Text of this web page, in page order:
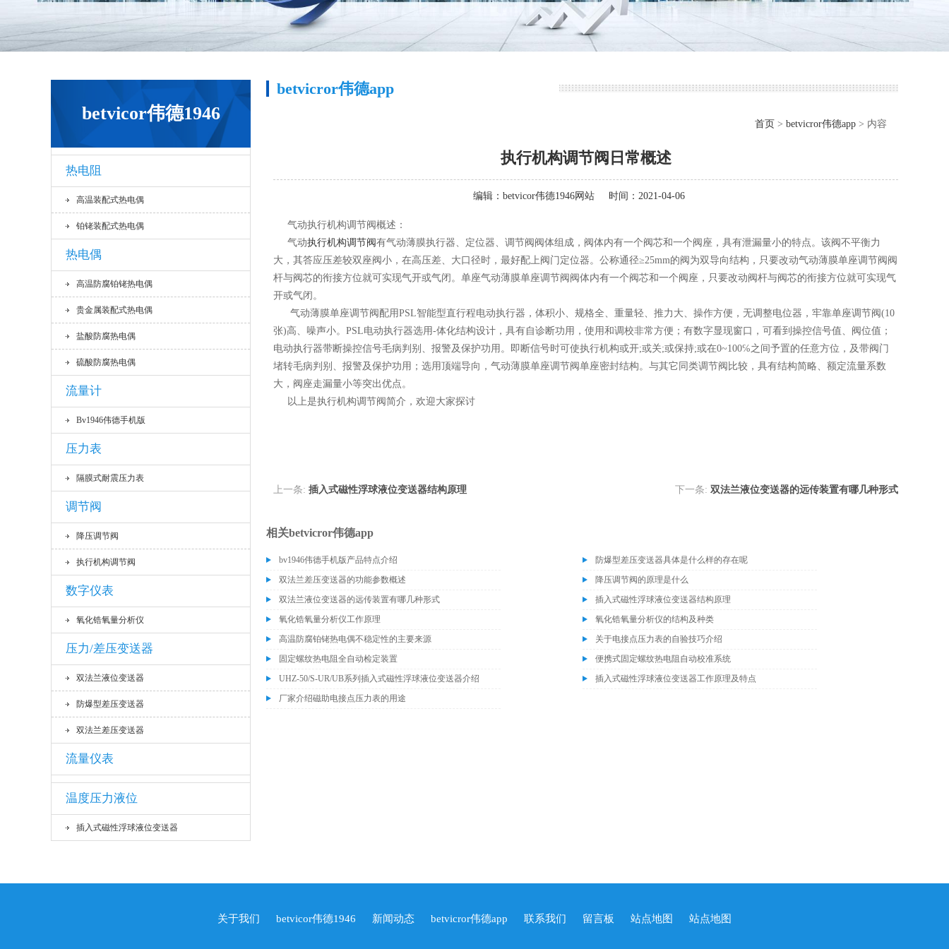
betvicor伟德1946
热电阻
高温装配式热电偶
铂铑装配式热电偶
热电偶
高温防腐铂铑热电偶
贵金属装配式热电偶
盐酸防腐热电偶
硫酸防腐热电偶
流量计
Bv1946伟德手机版
压力表
隔膜式耐震压力表
调节阀
降压调节阀
执行机构调节阀
数字仪表
氧化锆氧量分析仪
压力/差压变送器
双法兰液位变送器
防爆型差压变送器
双法兰差压变送器
流量仪表
温度压力液位
插入式磁性浮球液位变送器
betvicror伟德app
首页 > betvicror伟德app > 内容
执行机构调节阀日常概述
编辑： betvicor伟德1946网站 时间：2021-04-06
气动执行机构调节阀概述：
气动执行机构调节阀有气动薄膜执行器、定位器、调节阀阀体组成，阀体内有一个阀芯和一个阀座，具有泄漏量小的特点。该阀不平衡力
大，其答应压差较双座阀小，在高压差、大口径时，最好配上阀门定位器。公称通径≥25mm的阀为双导向结构，只要改动气动薄膜单座调节阀阀
杆与阀芯的衔接方位就可实现气开或气闭。单座气动薄膜单座调节阀阀体内有一个阀芯和一个阀座，只要改动阀杆与阀芯的衔接方位就可实现气
开或气闭。
气动薄膜单座调节阀配用PSL智能型直行程电动执行器，体积小、规格全、重量轻、推力大、操作方便，无调整电位器，牢靠单座调节阀(10
张)高、噪声小。PSL电动执行器选用-体化结构设计，具有自诊断功用，使用和调校非常方便；有数字显现窗口，可看到操控信号值、阀位值；
电动执行器带断操控信号毛病判别、报警及保护功用。即断信号时可使执行机构或开;或关;或保持;或在0~100℅之间予置的任意方位，及带阀门
堵转毛病判别、报警及保护功用；选用顶端导向，气动薄膜单座调节阀单座密封结构。与其它同类调节阀比较，具有结构简略、额定流量系数
大，阀座走漏量小等突出优点。
以上是执行机构调节阀简介，欢迎大家探讨
上一条: 插入式磁性浮球液位变送器结构原理 下一条: 双法兰液位变送器的远传装置有哪几种形式
相关betvicror伟德app
bv1946伟德手机版产品特点介绍
防爆型差压变送器具体是什么样的存在呢
双法兰差压变送器的功能参数概述
降压调节阀的原理是什么
双法兰液位变送器的远传装置有哪几种形式
插入式磁性浮球液位变送器结构原理
氧化锆氧量分析仪工作原理
氧化锆氧量分析仪的结构及种类
高温防腐铂铑热电偶不稳定性的主要来源
关于电接点压力表的自验技巧介绍
固定螺纹热电阻全自动检定装置
便携式固定螺纹热电阻自动校准系统
UHZ-50/S-UR/UB系列插入式磁性浮球液位变送器介绍
插入式磁性浮球液位变送器工作原理及特点
厂家介绍磁助电接点压力表的用途
关于我们 betvicor伟德1946 新闻动态 betvicror伟德app 联系我们 留言板 站点地图 站点地图